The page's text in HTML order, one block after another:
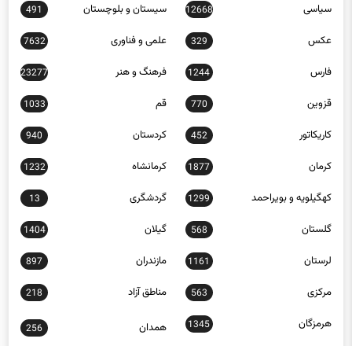
سیاسی 12668 سیستان و بلوچستان 491
عکس 329 علمی و فناوری 7632
فارس 1244 فرهنگ و هنر 23277
قزوین 770 قم 1033
کاریکاتور 452 کردستان 940
کرمان 1877 کرمانشاه 1232
کهگیلویه و بویراحمد 1299 گردشگری 13
گلستان 568 گیلان 1404
لرستان 1161 مازندران 897
مرکزی 563 مناطق آزاد 218
هرمزگان 1345 همدان 256